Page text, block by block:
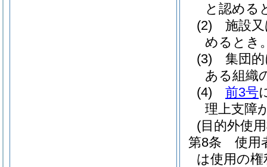
と認める
(2)
施設
めるとき
(3)
集団
ある組織
(4)
前3号
理上支障
(目的外使
第8条
使用
は使用の